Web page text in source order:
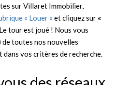
sur Villaret Immobilier,
« Louer » et cliquez sur «
tour est joué ! Nous vous
toutes nos nouvelles
vos critères de recherche.